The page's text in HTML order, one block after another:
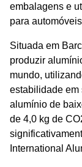
embalagens e
para
Situada em
produzir
mundo,
estabilidade em
alumínio de
de 4,0 kg de
International